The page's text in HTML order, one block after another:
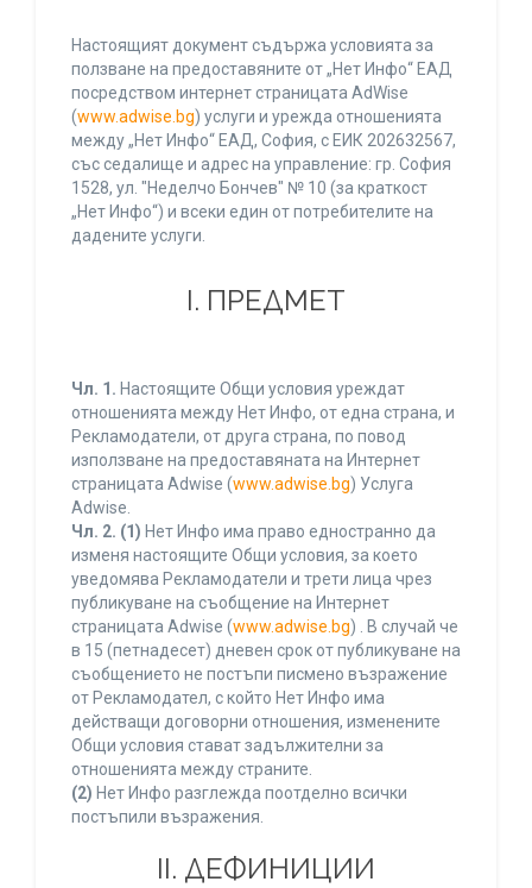
Настоящият документ съдържа условията за
ползване на предоставяните от „Нет Инфо“ ЕАД
посредством интернет страницата AdWise
(www.adwise.bg) услуги и урежда отношенията
между „Нет Инфо“ ЕАД, София, с ЕИК 202632567,
със седалище и адрес на управление: гр. София
1528, ул. "Неделчо Бончев" № 10 (за краткост
„Нет Инфо“) и всеки един от потребителите на
дадените услуги.
І. ПРЕДМЕТ
Чл. 1. Настоящите Общи условия уреждат
отношенията между Нет Инфо, от една страна, и
Рекламодатели, от друга страна, по повод
използване на предоставяната на Интернет
страницата Adwise (www.adwise.bg) Услуга
Adwise.
Чл. 2. (1) Нет Инфо има право едностранно да
изменя настоящите Общи условия, за което
уведомява Рекламодатели и трети лица чрез
публикуване на съобщение на Интернет
страницата Adwise (www.adwise.bg) . В случай че
в 15 (петнадесет) дневен срок от публикуване на
съобщението не постъпи писмено възражение
от Рекламодател, с който Нет Инфо има
действащи договорни отношения, изменените
Общи условия стават задължителни за
отношенията между страните.
(2) Нет Инфо разглежда поотделно всички
постъпили възражения.
ІІ. ДЕФИНИЦИИ